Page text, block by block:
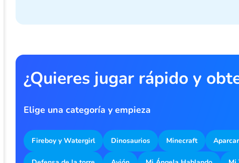
¿Quieres jugar rápido y
Elige una categoría y empieza
Fireboy y Watergirl Dinosaurios Minecraft